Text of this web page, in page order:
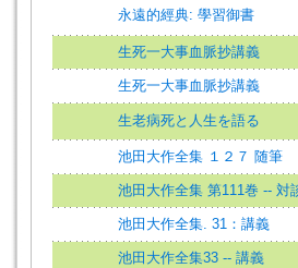
永遠的經典: 學習御書
生死一大事血脈抄講義
生死一大事血脈抄講義
生老病死と人生を語る
池田大作全集 １２７ 随筆
池田大作全集 第111巻 -- 対
池田大作全集. 31：講義
池田大作全集33 -- 講義